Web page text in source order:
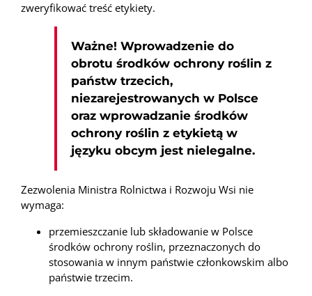
zweryfikować treść etykiety.
Ważne! Wprowadzenie do
obrotu środków ochrony roślin z
państw trzecich,
niezarejestrowanych w Polsce
oraz wprowadzanie środków
ochrony roślin z etykietą w
języku obcym jest nielegalne.
Zezwolenia Ministra Rolnictwa i Rozwoju Wsi nie
wymaga:
przemieszczanie lub składowanie w Polsce
środków ochrony roślin, przeznaczonych do
stosowania w innym państwie członkowskim albo
państwie trzecim.